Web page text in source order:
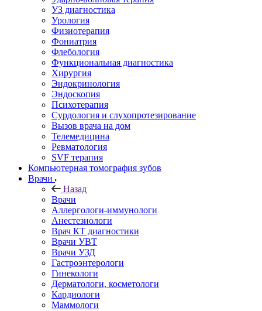
УЗ диагностика
Урология
Физиотерапия
Фониатрия
Флебология
Функциональная диагностика
Хирургия
Эндокринология
Эндоскопия
Психотерапия
Сурдология и слухопротезирование
Вызов врача на дом
Телемедицина
Ревматология
SVF терапия
Компьютерная томография зубов
Врачи
Назад
Врачи
Аллергологи-иммунологи
Анестезиологи
Врач КТ диагностики
Врачи УВТ
Врачи УЗД
Гастроэнтерологи
Гинекологи
Дерматологи, косметологи
Кардиологи
Маммологи